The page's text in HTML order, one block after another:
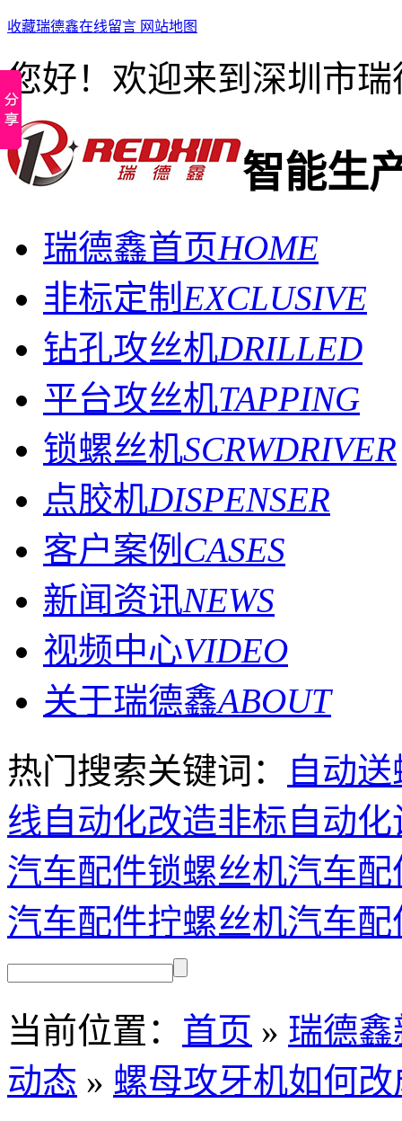
收藏瑞德鑫在线留言 网站地图
您好！欢迎来到深圳市
智能生
瑞德鑫首页HOME
非标定制 EXCLUSIVE
钻孔攻丝机DRILLED
平台攻丝机TAPPING
锁螺丝机SCRWDRIVER
点胶机DISPENSER
客户案例 CASES
新闻资讯NEWS
视频中心VIDEO
关于瑞德鑫ABOUT
热门搜索关键词：
自动
线自动化改造非标自动
汽车配件锁螺丝机汽车
汽车配件拧螺丝机汽车
当前位置 ： 首页 » 瑞德
动态 » 螺母攻牙机如何